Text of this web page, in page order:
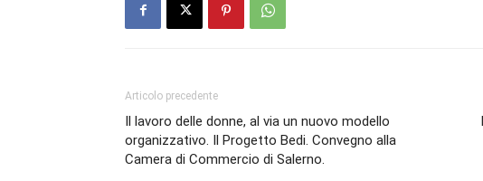
Articolo precedente
Il lavoro delle donne, al via un nuovo modello
organizzativo. Il Progetto Bedi. Convegno alla
Camera di Commercio di Salerno.